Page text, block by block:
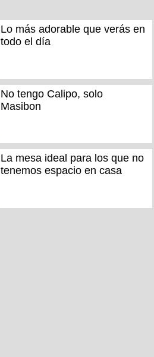
Lo más adorable que verás en
todo el día
No tengo Calipo, solo
Masibon
La mesa ideal para los que no
tenemos espacio en casa